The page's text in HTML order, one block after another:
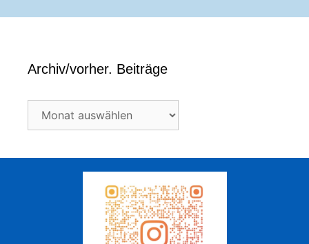
Archiv/vorher. Beiträge
Beiträge